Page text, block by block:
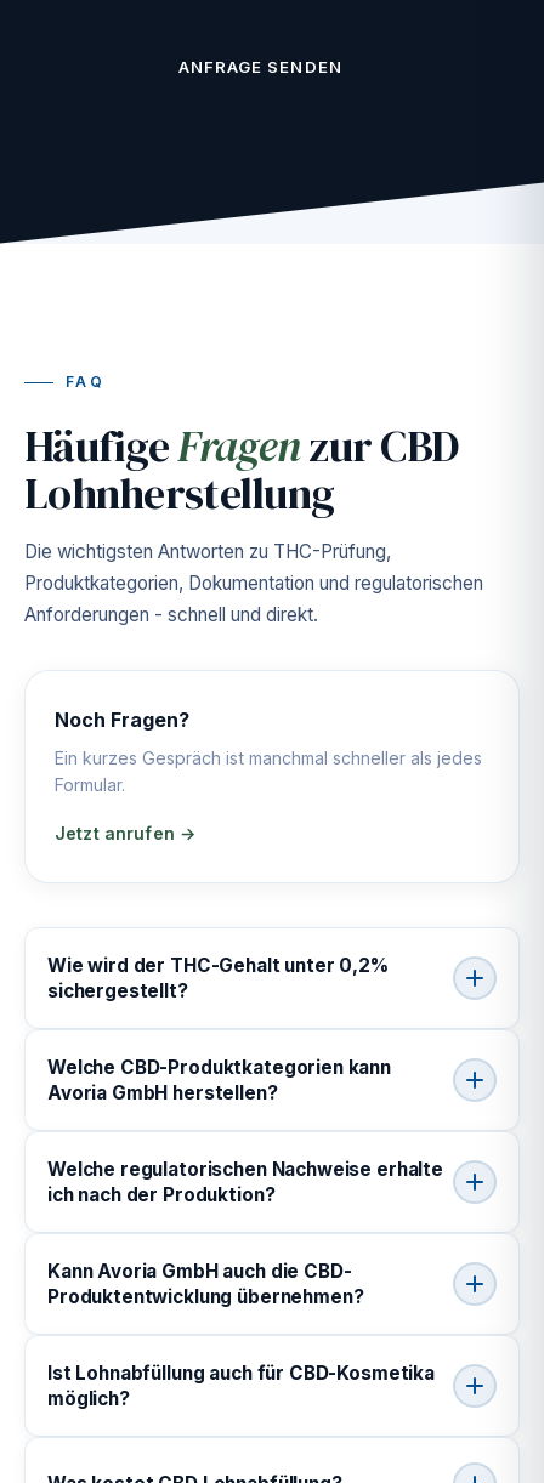
ANFRAGE SENDEN
FAQ
HäufigeFragenzur CBD
Lohnherstellung
Die wichtigsten Antworten zu THC-Prüfung,
Produktkategorien, Dokumentation und regulatorischen
Anforderungen - schnell und direkt.
Noch Fragen?
Ein kurzes Gespräch ist manchmal schneller als jedes
Formular.
Jetzt anrufen →
Wie wird der THC-Gehalt unter 0,2%
sichergestellt?
Welche CBD-Produktkategorien kann
Avoria GmbH herstellen?
Welche regulatorischen Nachweise erhalte
ich nach der Produktion?
Kann Avoria GmbH auch die CBD-
Produktentwicklung übernehmen?
Ist Lohnabfüllung auch für CBD-Kosmetika
möglich?